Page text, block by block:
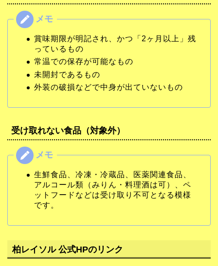
賞味期限が明記され、かつ「2ヶ月以上」残
っているもの
常温での保存が可能なもの
未開封であるもの
外装の破損などで中身が出ていないもの
受け取れない食品（対象外）
生鮮食品、冷凍・冷蔵品、医薬関連食品、
アルコール類（みりん・料理酒は可）、ペ
ットフードなどは受け取り不可となる模様
です。
柏レイソル 公式HPのリンク